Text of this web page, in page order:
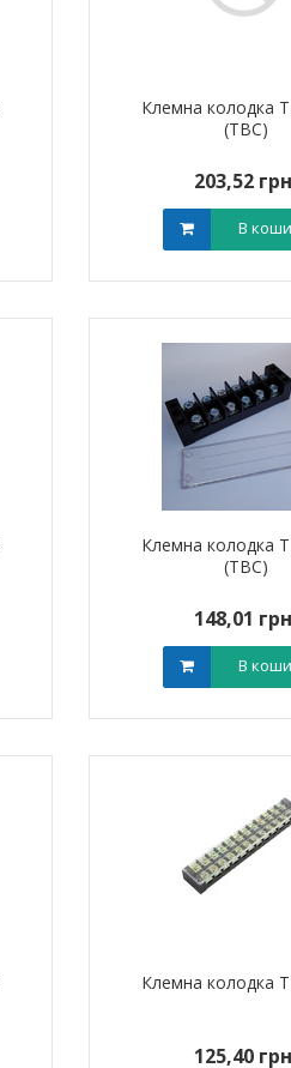
Клемна колодка
(TBC)
203,52
В
Клемна колодка
(TBC)
148,01
В
Клемна колодка
125,40